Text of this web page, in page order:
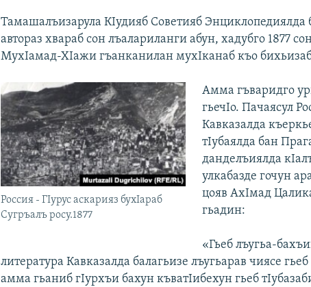
Тамашалъизарула КIудияб Советияб Энциклопедиялда
автораз хвараб сон лъалариланги абун, хадубго 1877
МухIамад-ХIажи гъанканилан мухIканаб къо
Россия - ГIурус аскарияз бухIараб
Сугръалъ росу.1877
Амма гъваридго
гьечIо. Пачаясул
Кавказалда
тIубаялда бан
данделъиялда
улкабазде гочун
цояв АхIмад
гьадин:
«Гьеб лъугьа-
литература Кавказалда балагьизе лъугьарав чиясе
амма гьаниб гIурхъи бахун къватIибехун гьеб